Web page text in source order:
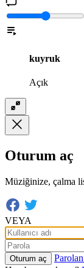
kuyruk
Açık
Oturum aç
Müziğinize, çalma
VEYA
Oturum aç